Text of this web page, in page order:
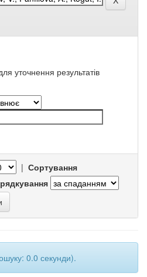
уточнення результатів
| Сортування
0.0 секунди).